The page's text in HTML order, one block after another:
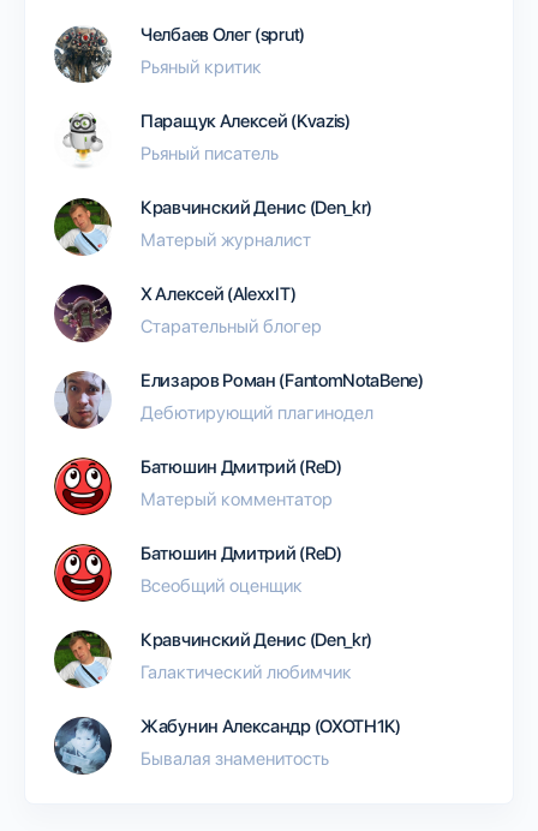
Челбаев Олег (sprut)
Рьяный критик
Паращук Алексей (Kvazis)
Рьяный писатель
Кравчинский Денис (Den_kr)
Матерый журналист
Х Алексей (AlexxIT)
Старательный блогер
Елизаров Роман (FantomNotaBene)
Дебютирующий плагинодел
Батюшин Дмитрий (ReD)
Матерый комментатор
Батюшин Дмитрий (ReD)
Всеобщий оценщик
Кравчинский Денис (Den_kr)
Галактический любимчик
Жабунин Александр (OXOTH1K)
Бывалая знаменитость